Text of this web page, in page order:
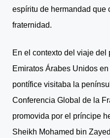
espíritu de hermandad que
fraternidad.
En el contexto del viaje del
Emiratos Árabes Unidos
pontífice visitaba la
Conferencia Global de la
promovida por el príncipe
Sheikh Mohamed bin